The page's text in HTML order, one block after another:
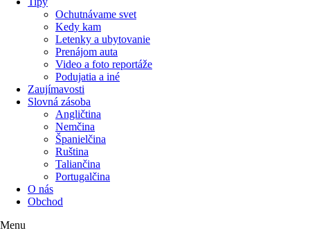
Ochutnávame svet
Kedy kam
Letenky a ubytovanie
Prenájom auta
Video a foto reportáže
Podujatia a iné
Zaujímavosti
Slovná zásoba
Angličtina
Nemčina
Španielčina
Ruština
Taliančina
Portugalčina
O nás
Obchod
Menu